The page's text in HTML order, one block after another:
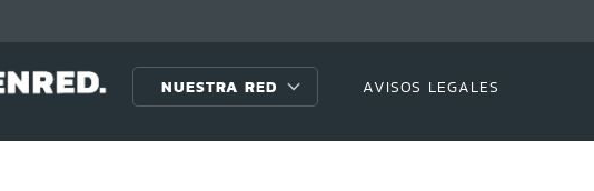
NUESTRA RED AVISOS LEGALES